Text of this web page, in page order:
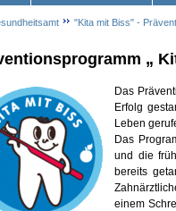
„
Das
Erfolg
Leben
Das
und die
bereits
einem
"Kita mit Biss" -